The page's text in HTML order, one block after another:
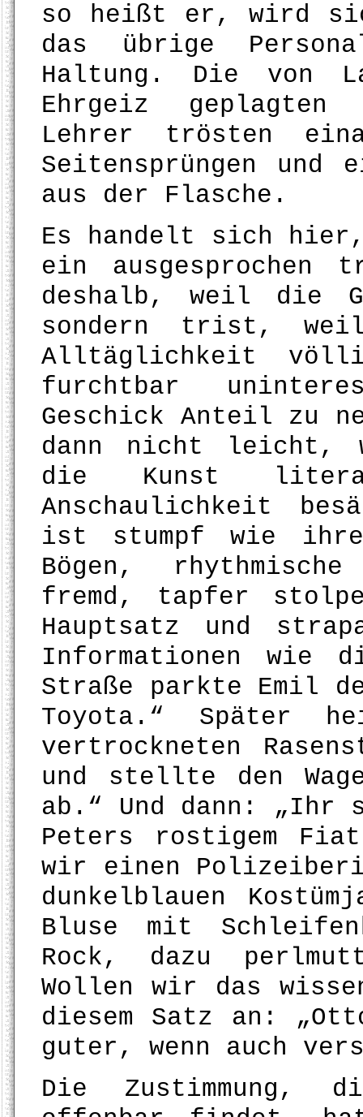
so heißt er, wird
das übrige
Haltung. Die von
Ehrgeiz geplagten
Lehrer trösten
Seitensprüngen und
aus der Flasche.
Es handelt sich hier,
ein
deshalb, weil die
sondern trist,
Alltäglichkeit
furchtbar
Geschick Anteil zu
dann nicht leicht,
die Kunst
Anschaulichkeit
ist stumpf wie ihre
Bögen,
fremd, tapfer
Hauptsatz und
Informationen wie
Straße parkte Emil
Toyota.“ Später
vertrockneten
und stellte den
ab.“ Und dann: „Ihr
Peters rostigem
wir einen
dunkelblauen
Bluse mit
Rock, dazu
Wollen wir das
diesem Satz an:
guter, wenn auch
Die Zustimmung,